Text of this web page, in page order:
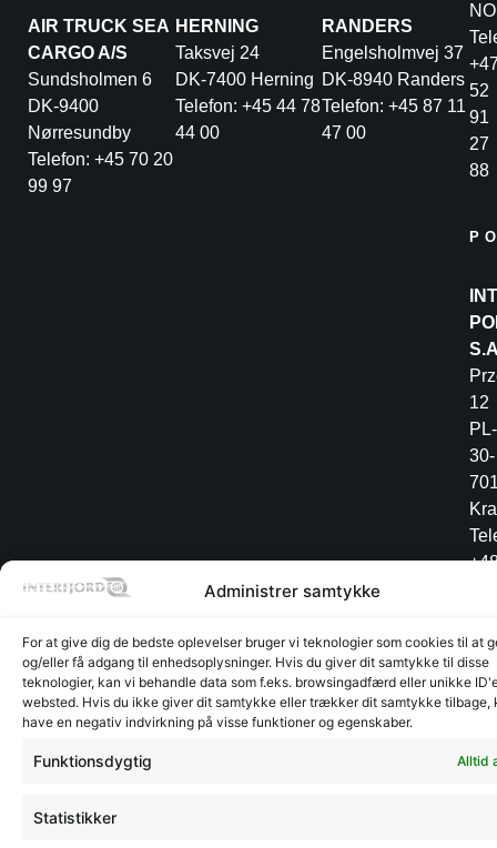
Administrer samtykke
For at give dig de bedste oplevelser bruger vi teknologier som cookies til at
og/eller få adgang til enhedsoplysninger. Hvis du giver dit samtykke til disse
teknologier, kan vi behandle data som f.eks. browsingadfærd eller unikke
websted. Hvis du ikke giver dit samtykke eller trækker dit samtykke tilbage,
have en negativ indvirkning på visse funktioner og egenskaber.
Funktionsdygtig Alltid
Statistikker
AIR TRUCK SEA
CARGO A/S
Sundsholmen 6
DK-9400
Nørresundby
Telefon: +45 70 20
99 97
HERNING
Taksvej 24
DK-7400 Herning
Telefon: +45 44 78
44 00
RANDERS
Engelsholmvej 37
DK-8940 Randers
Telefon: +45 87 11
47 00
52
91
27
88
12
PL-
30-
©
CVR:
Lager
Glyngøre
Lager
GlyngøreRadesign.dk - Design på